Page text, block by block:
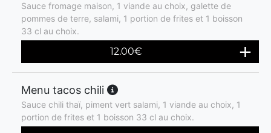
Sauce fromage maison, 1 viande au choix, galette de
pommes de terre, salami, 1 portion de frites et 1 boisson
33 cl au choix.
12.00€
Menu tacos chili
Sauce chili thaï, piment vert salami, 1 viande au choix, 1
portion de frites et 1 boisson 33 cl au choix.